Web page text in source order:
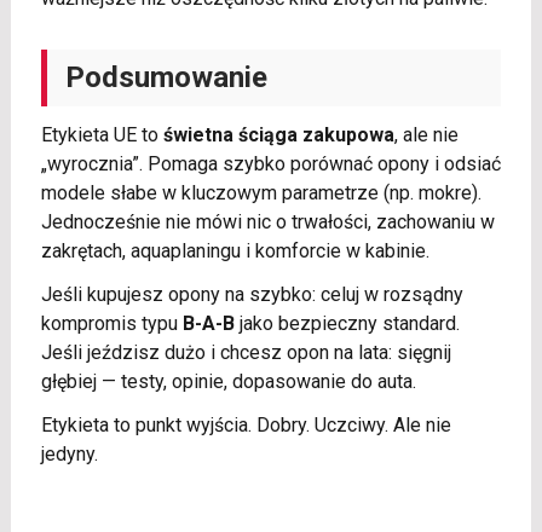
Podsumowanie
Etykieta UE to świetna ściąga zakupowa, ale nie
„wyrocznia”. Pomaga szybko porównać opony i odsiać
modele słabe w kluczowym parametrze (np. mokre).
Jednocześnie nie mówi nic o trwałości, zachowaniu w
zakrętach, aquaplaningu i komforcie w kabinie.
Jeśli kupujesz opony na szybko: celuj w rozsądny
kompromis typu B-A-Bjako bezpieczny standard.
Jeśli jeździsz dużo i chcesz opon na lata: sięgnij
głębiej — testy, opinie, dopasowanie do auta.
Etykieta to punkt wyjścia. Dobry. Uczciwy. Ale nie
jedyny.